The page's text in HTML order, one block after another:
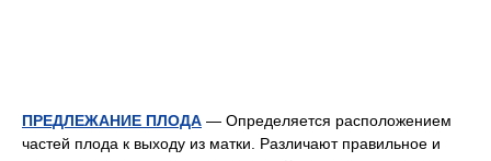
ПРЕДЛЕЖАНИЕ ПЛОДА — Определяется расположением
частей плода к выходу из матки. Различают правильное и